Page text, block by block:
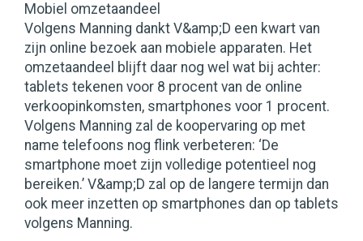
Mobiel omzetaandeel
Volgens Manning dankt V&amp;D een kwart van
zijn online bezoek aan mobiele apparaten. Het
omzetaandeel blijft daar nog wel wat bij achter:
tablets tekenen voor 8 procent van de online
verkoopinkomsten, smartphones voor 1 procent.
Volgens Manning zal de koopervaring op met
name telefoons nog flink verbeteren: ‘De
smartphone moet zijn volledige potentieel nog
bereiken.’ V&amp;D zal op de langere termijn dan
ook meer inzetten op smartphones dan op tablets
volgens Manning.